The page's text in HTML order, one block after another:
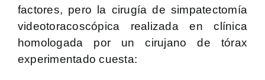
factores, pero la cirugía de simpatectomía
videotoracoscópica realizada en clínica
homologada por un cirujano de tórax
experimentado cuesta: